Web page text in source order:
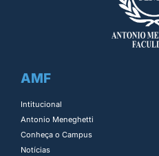
AMF
Intitucional
Antonio Meneghetti
Conheça o Campus
Notícias